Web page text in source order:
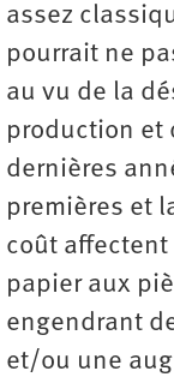
assez
pourrait ne
au vu de la
production et
dernières
premières et
coût affectent
papier aux
engendrant
et/ou une